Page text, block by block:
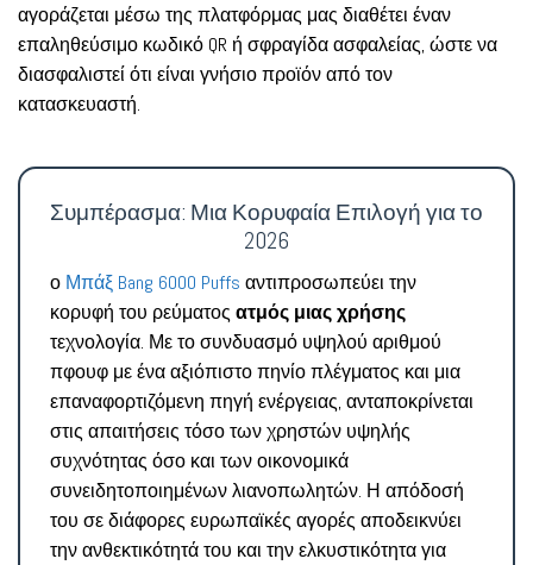
αγοράζεται μέσω της πλατφόρμας μας διαθέτει έναν
επαληθεύσιμο κωδικό QR ή σφραγίδα ασφαλείας, ώστε να
διασφαλιστεί ότι είναι γνήσιο προϊόν από τον
κατασκευαστή.
Συμπέρασμα: Μια Κορυφαία Επιλογή για το
2026
ο Μπάξ Bang 6000 Puffs αντιπροσωπεύει την
κορυφή του ρεύματος ατμός μιας χρήσης
τεχνολογία. Με το συνδυασμό υψηλού αριθμού
πφουφ με ένα αξιόπιστο πηνίο πλέγματος και μια
επαναφορτιζόμενη πηγή ενέργειας, ανταποκρίνεται
στις απαιτήσεις τόσο των χρηστών υψηλής
συχνότητας όσο και των οικονομικά
συνειδητοποιημένων λιανοπωλητών. Η απόδοσή
του σε διάφορες ευρωπαϊκές αγορές αποδεικνύει
την ανθεκτικότητά του και την ελκυστικότητα για